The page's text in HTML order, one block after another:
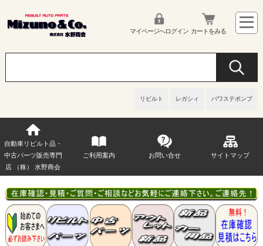
リビルト レガシィ パワステポンプ
マイページへログイン カートをみる
自動車リビルト品・
中古パーツ販売専門
店 （株） 水野商会
ご利用案内 お問い合せ サイトマップ